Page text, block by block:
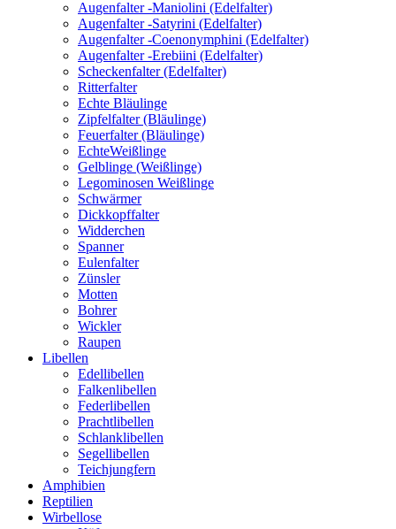
Augenfalter -Maniolini (Edelfalter)
Augenfalter -Satyrini (Edelfalter)
Augenfalter -Coenonymphini (Edelfalter)
Augenfalter -Erebiini (Edelfalter)
Scheckenfalter (Edelfalter)
Ritterfalter
Echte Bläulinge
Zipfelfalter (Bläulinge)
Feuerfalter (Bläulinge)
EchteWeißlinge
Gelblinge (Weißlinge)
Legominosen Weißlinge
Schwärmer
Dickkopffalter
Widderchen
Spanner
Eulenfalter
Zünsler
Motten
Bohrer
Wickler
Raupen
Libellen
Edellibellen
Falkenlibellen
Federlibellen
Prachtlibellen
Schlanklibellen
Segellibellen
Teichjungfern
Amphibien
Reptilien
Wirbellose